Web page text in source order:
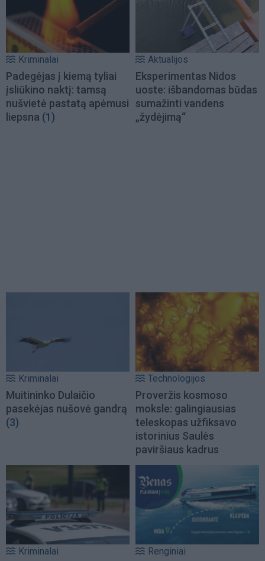
Kriminalai
Padegėjas į kiemą tyliai
įsliūkino naktį: tamsą
nušvietė pastatą apėmusi
liepsna (1)
Aktualijos
Eksperimentas Nidos
uoste: išbandomas būdas
sumažinti vandens
„žydėjimą“
Kriminalai
Muitininko Dulaičio
pasekėjas nušovė gandrą
(3)
Technologijos
Proveržis kosmoso
moksle: galingiausias
teleskopas užfiksavo
istorinius Saulės
paviršiaus kadrus
Kriminalai Renginiai